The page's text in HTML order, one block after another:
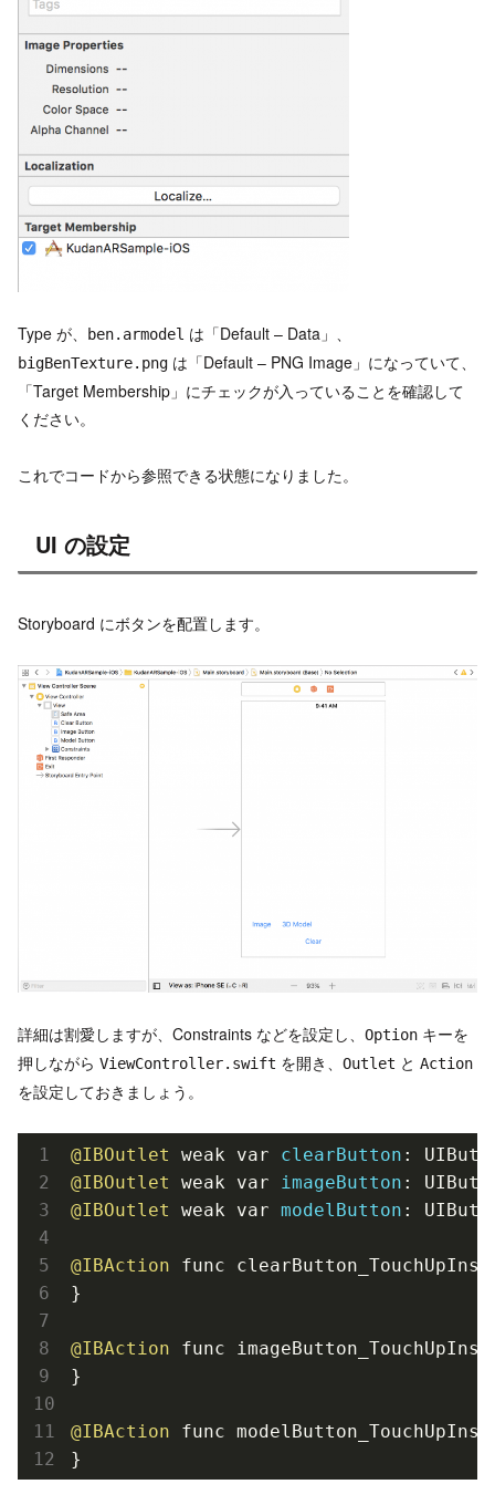
Type が、 ben.armodel は「Default – Data」、
bigBenTexture.png は「Default – PNG Image」になっていて、
「Target Membership」にチェックが入っていることを確認して
ください。
これでコードから参照できる状態になりました。
UI の設定
Storyboard にボタンを配置します。
詳細は割愛しますが、Constraints などを設定し、 Option キーを
押しながら ViewController.swift を開き、 Outlet と Action
を設定しておきましょう。
@IBOutlet weak var clearButton
@IBOutlet
weak var imageButton
@IBOutlet
weak var modelButton :
@IBAction func
}
@IBAction func
}
@IBAction func